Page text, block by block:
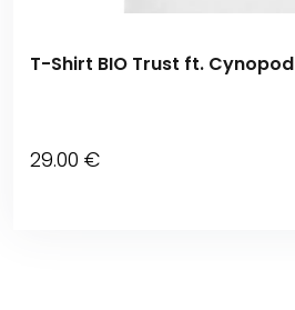
T-Shirt BIO Trust ft. Cynopod
29.00 €